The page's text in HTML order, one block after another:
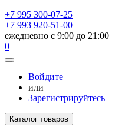
+7 995 300-07-25
+7 993 920-51-00
ежедневно с 9:00 до 21:00
0
Войдите
или
Зарегистрируйтесь
Каталог товаров